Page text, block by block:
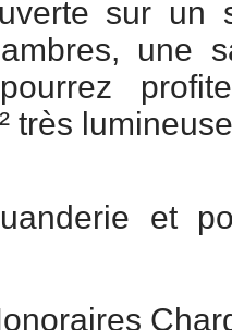
sur un
une
très
et